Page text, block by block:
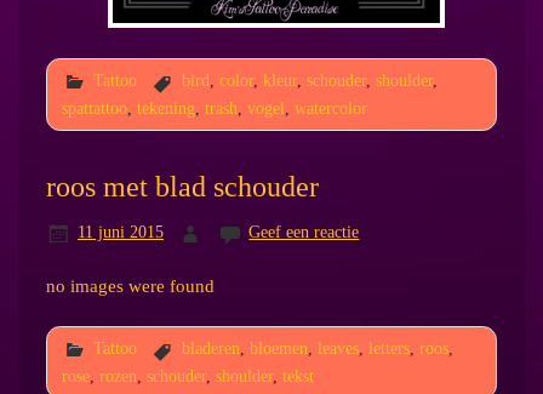
Tattoo bird color, kleur, schouder, shoulder,
spattattoo, tekening trash vogel watercolor
roos met blad schouder
11 juni 2015 Geef een reactie
no images were found
Tattoo bladeren bloemen leaves, letters, roos,
rose, rozen schouder, shoulder, tekst